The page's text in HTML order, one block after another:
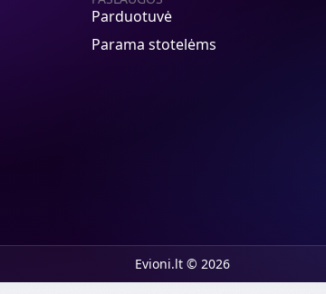
Parduotuvė
Parama stotelėms
Evioni.lt © 2026